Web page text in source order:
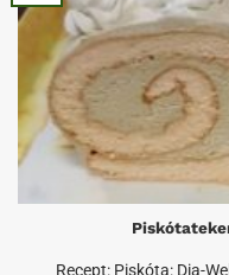
Recept: Piskóta: Dia-